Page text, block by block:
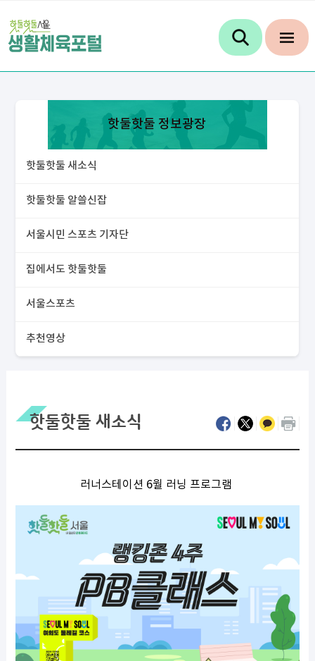
핫둘핫둘 정보광장
핫둘핫둘 새소식
핫둘핫둘 알쓸신잡
서울시민 스포츠 기자단
집에서도 핫둘핫둘
서울스포츠
추천영상
핫둘핫둘 새소식
러너스테이션 6월 러닝 프로그램